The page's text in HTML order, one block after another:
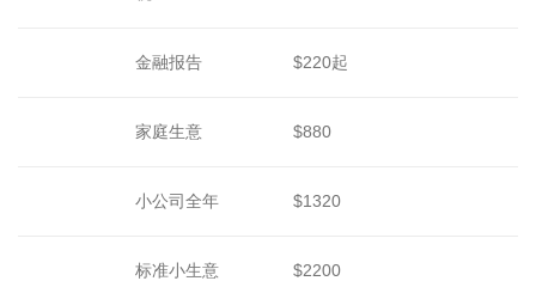
金融报告 $220起
家庭生意 $880
小公司全年 $1320
标准小生意
$2200